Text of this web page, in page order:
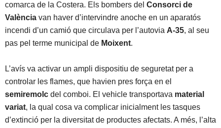
comarca de la Costera. Els bombers del Consorci de
València van haver d’intervindre anoche en un aparatós
incendi d’un camió que circulava per l’autovia A-35, al seu
pas pel terme municipal de Moixent.
L’avís va activar un ampli dispositiu de seguretat per a
controlar les flames, que havien pres força en el
semiremolc del comboi. El vehicle transportava material
variat, la qual cosa va complicar inicialment les tasques
d’extinció per la diversitat de productes afectats. A més, l’alta